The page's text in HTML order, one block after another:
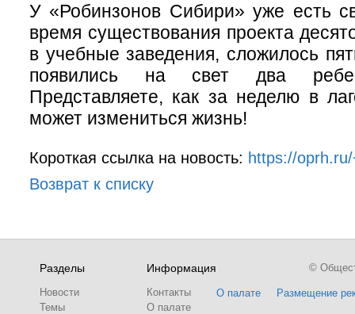
У «Робинзонов Сибири» уже есть
время существования проекта
в учебные заведения, сложилось
появились на свет два
Представляете, как за неделю в
может измениться жизнь!
Короткая ссылка на новость: https://
Возврат к списку
Разделы
Новости
Темы
Информация
Контакты
О палате
О палате Размещение
©